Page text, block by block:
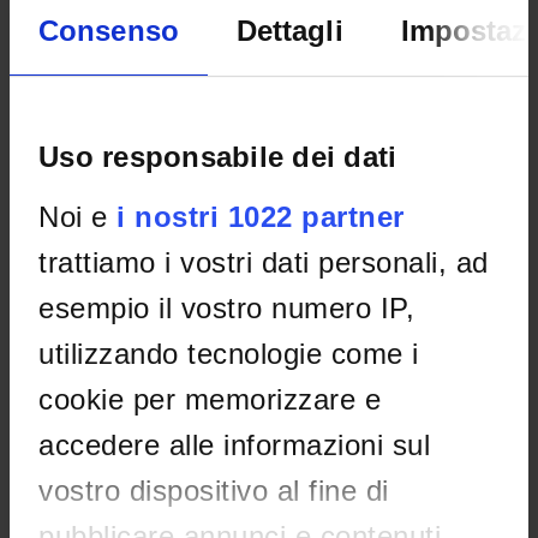
Consenso Dettagli
Uso responsabile dei dati
Noi e i nostri 1022 partner
trattiamo i vostri dati personali, ad
esempio il vostro numero IP,
utilizzando tecnologie come i
cookie per memorizzare e
accedere alle informazioni sul
vostro dispositivo al fine di
No recent seminar found relating to teaching Laboratory -
STUDYING
COURSES
PHD PROGRAMMES AND POSTGRADUATE
Contacts
People